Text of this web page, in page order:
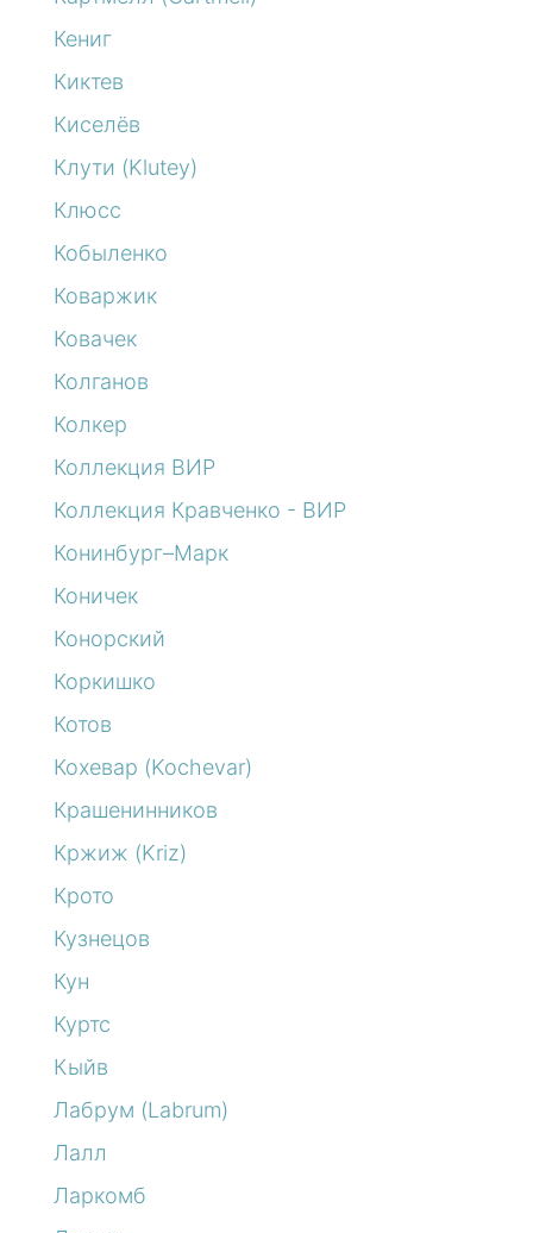
Кениг
Киктев
Киселёв
Клути (Klutey)
Клюсс
Кобыленко
Коваржик
Ковачек
Колганов
Колкер
Коллекция ВИР
Коллекция Кравченко - ВИР
Конинбург–Марк
Коничек
Конорский
Коркишко
Котов
Кохевар (Kochevar)
Крашенинников
Кржиж (Kriz)
Крото
Кузнецов
Кун
Куртс
Кыйв
Лабрум (Labrum)
Лалл
Ларкомб